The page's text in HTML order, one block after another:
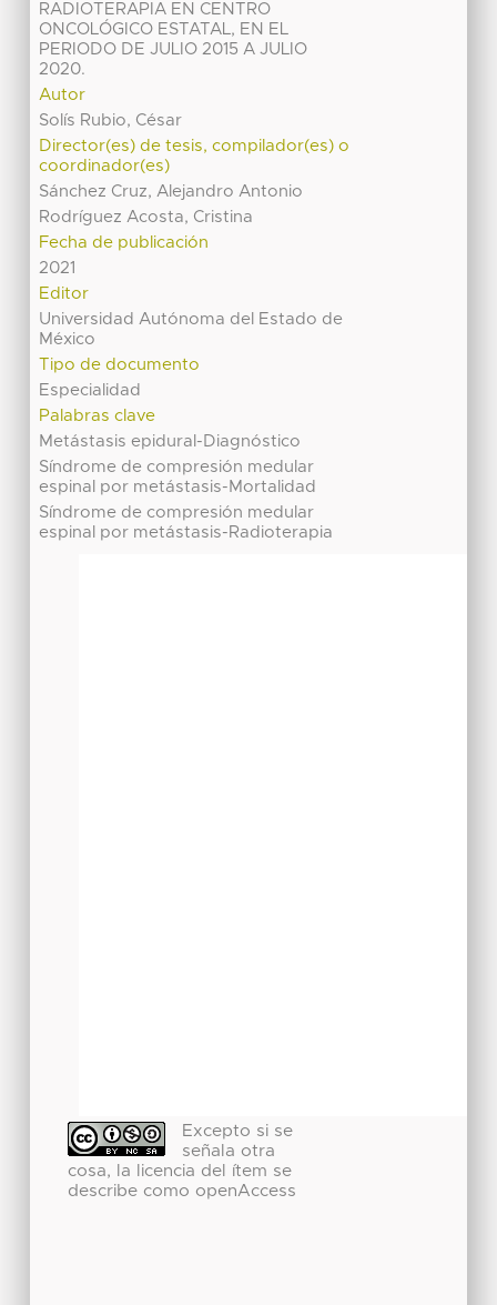
RADIOTERAPIA EN CENTRO
ONCOLÓGICO ESTATAL, EN EL
PERIODO DE JULIO 2015 A JULIO
2020.
Autor
Solís Rubio, César
Director(es) de tesis, compilador(es) o
coordinador(es)
Sánchez Cruz, Alejandro Antonio
Rodríguez Acosta, Cristina
Fecha de publicación
2021
Editor
Universidad Autónoma del Estado de
México
Tipo de documento
Especialidad
Palabras clave
Metástasis epidural-Diagnóstico
Síndrome de compresión medular
espinal por metástasis-Mortalidad
Síndrome de compresión medular
espinal por metástasis-Radioterapia
Excepto si se
señala otra
cosa, la licencia del ítem se
describe como openAccess